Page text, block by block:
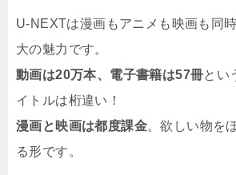
U-NEXTは漫画もアニメも映画も同
大の魅力です。
動画は20万本、電子書籍は57冊とい
イトルは桁違い！
漫画と映画は都度課金。欲しい物を
る形です。